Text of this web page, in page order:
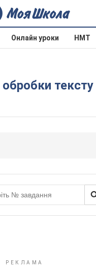
Онлайн уроки НМТ
тексту